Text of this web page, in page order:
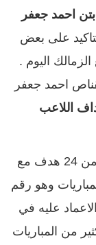
احمد جعفر
على بعض
اليوم .
احمد جعفر
اللاعب
اهم رقم للاعب مع الزمالك احراز اكثر من 24 هدف مع
وهو رقم
عليه في
من المباريات